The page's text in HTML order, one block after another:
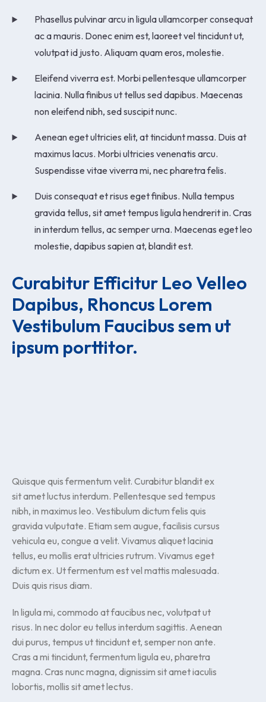
Phasellus pulvinar arcu in ligula ullamcorper consequat
ac a mauris. Donec enim est, laoreet vel tincidunt ut,
volutpat id justo. Aliquam quam eros, molestie.
Eleifend viverra est. Morbi pellentesque ullamcorper
lacinia. Nulla finibus ut tellus sed dapibus. Maecenas
non eleifend nibh, sed suscipit nunc.
Aenean eget ultricies elit, at tincidunt massa. Duis at
maximus lacus. Morbi ultricies venenatis arcu.
Suspendisse vitae viverra mi, nec pharetra felis.
Duis consequat et risus eget finibus. Nulla tempus
gravida tellus, sit amet tempus ligula hendrerit in. Cras
in interdum tellus, ac semper urna. Maecenas eget leo
molestie, dapibus sapien at, blandit est.
Curabitur Efficitur Leo Velleo
Dapibus, Rhoncus Lorem
Vestibulum Faucibus sem ut
ipsum porttitor.
Quisque quis fermentum velit. Curabitur blandit ex
sit amet luctus interdum. Pellentesque sed tempus
nibh, in maximus leo. Vestibulum dictum felis quis
gravida vulputate. Etiam sem augue, facilisis cursus
vehicula eu, congue a velit. Vivamus aliquet lacinia
tellus, eu mollis erat ultricies rutrum. Vivamus eget
dictum ex. Ut fermentum est vel mattis malesuada.
Duis quis risus diam.
In ligula mi, commodo at faucibus nec, volutpat ut
risus. In nec dolor eu tellus interdum sagittis. Aenean
dui purus, tempus ut tincidunt et, semper non ante.
Cras a mi tincidunt, fermentum ligula eu, pharetra
magna. Cras nunc magna, dignissim sit amet iaculis
lobortis, mollis sit amet lectus.